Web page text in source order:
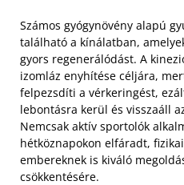
Számos gyógynövény alapú
található a kínálatban,
gyors regenerálódást. A
izomláz enyhítése céljára,
felpezsdíti a vérkeringést,
lebontásra kerül és visszaáll
Nemcsak aktív sportolók
hétköznapokon elfáradt,
embereknek is kiváló
csökkentésére.